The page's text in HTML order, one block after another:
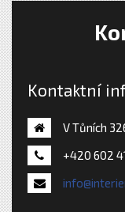
Kontaktní
V Tůních
+420 602